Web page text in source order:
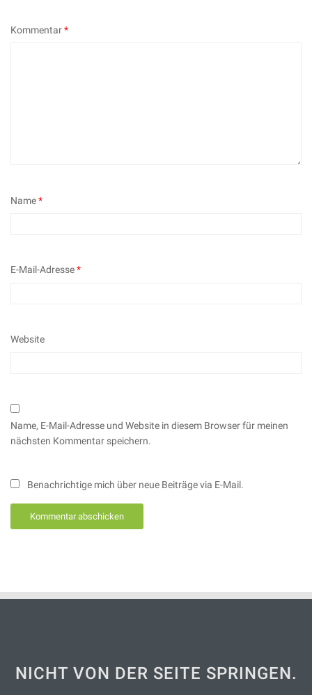
Kommentar*
Name*
E-Mail-Adresse*
Website
Name, E-Mail-Adresse und Website in diesem Browser für meinen
nächsten Kommentar speichern.
Benachrichtige mich über neue Beiträge via E-Mail.
NICHT VON DER SEITE SPRINGEN.